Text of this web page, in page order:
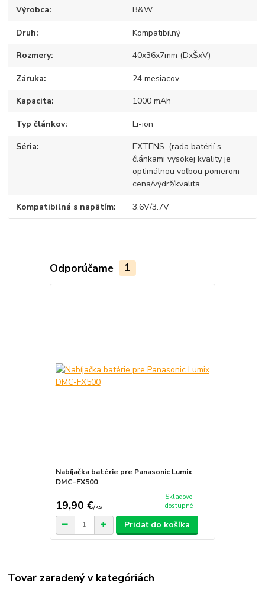
Výrobca B&W
Druh Kompatibilný
Rozmery 40x36x7mm (DxŠxV)
Záruka 24 mesiacov
Kapacita 1000 mAh
Typ článkov Li-ion
Séria
EXTENS. (rada batérií s
článkami vysokej kvality je
optimálnou voľbou pomerom
cena/výdrž/kvalita
Kompatibilná s napätím 3.6V/3.7V
Odporúčame 1
Nabíjačka batérie pre Panasonic Lumix
DMC-FX500
19,90 €/ks
Skladovo
dostupné
Pridať do košíka
Tovar zaradený v kategóriách